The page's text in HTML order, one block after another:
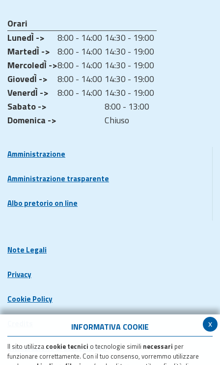
x
INFORMATIVA COOKIE
Il sito utilizza cookie tecnici o tecnologie simili necessari per
funzionare correttamente. Con il tuo consenso, vorremmo utilizzare
Orari
LunedÌ ->
8:00 - 14:00 14:30 - 19:00
MartedÌ -> 8:00 - 14:00 14:30 - 19:00
MercoledÌ ->8:00 - 14:00 14:30 - 19:00
GiovedÌ ->
8:00 - 14:00 14:30 - 19:00
VenerdÌ ->
8:00 - 14:00 14:30 - 19:00
Sabato ->
8:00 - 13:00
Domenica ->
Chiuso
Amministrazione
Amministrazione trasparente
Albo pretorio on line
Note Legali
Privacy
Cookie Policy
Dichiarazione di accessibilita'